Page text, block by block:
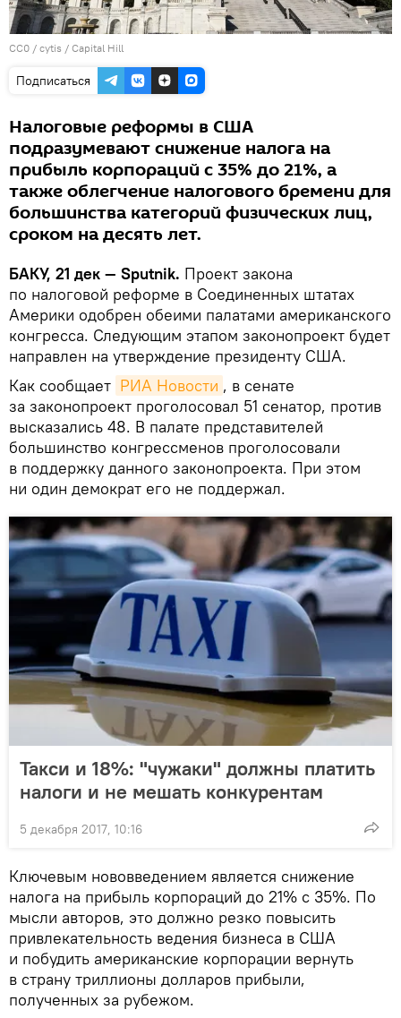
CC0 / cytis / Capital Hill
Подписаться
Налоговые реформы в США
подразумевают снижение налога на
прибыль корпораций с 35% до 21%, а
также облегчение налогового бремени для
большинства категорий физических лиц,
сроком на десять лет.
БАКУ, 21 дек — Sputnik. Проект закона
по налоговой реформе в Соединенных штатах
Америки одобрен обеими палатами американского
конгресса. Следующим этапом законопроект будет
направлен на утверждение президенту США.
Как сообщает РИА Новости , в сенате
за законопроект проголосовал 51 сенатор, против
высказались 48. В палате представителей
большинство конгрессменов проголосовали
в поддержку данного законопроекта. При этом
ни один демократ его не поддержал.
Такси и 18%: "чужаки" должны платить
налоги и не мешать конкурентам
5 декабря 2017, 10:16
Ключевым нововведением является снижение
налога на прибыль корпораций до 21% с 35%. По
мысли авторов, это должно резко повысить
привлекательность ведения бизнеса в США
и побудить американские корпорации вернуть
в страну триллионы долларов прибыли,
полученных за рубежом.